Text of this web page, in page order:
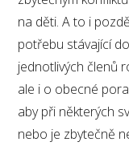
na děti. A to i
potřebu stávající
jednotlivých členů
ale i o obecné
aby při některých
nebo je zbytečně